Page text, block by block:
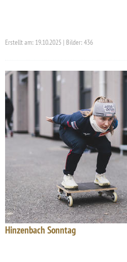
Erstellt am: 19.10.2025 | Bilder: 436
Hinzenbach Sonntag